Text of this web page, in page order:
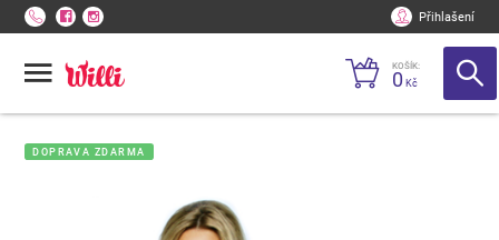
Přihlašení
KOŠÍK:
0 Kč
DOPRAVA ZDARMA